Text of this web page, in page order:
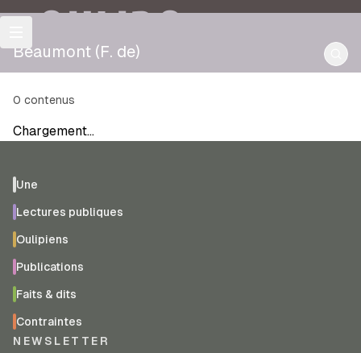
OULIPO
Beaumont (F. de)
0 contenus
Chargement…
Une
Lectures publiques
Oulipiens
Publications
Faits & dits
Contraintes
NEWSLETTER